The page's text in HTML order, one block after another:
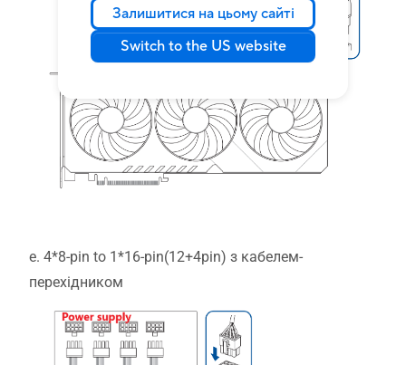
Залишитися на цьому сайті
Switch to the US website
e. 4*8-pin to 1*16-pin(12+4pin) з кабелем-
перехідником